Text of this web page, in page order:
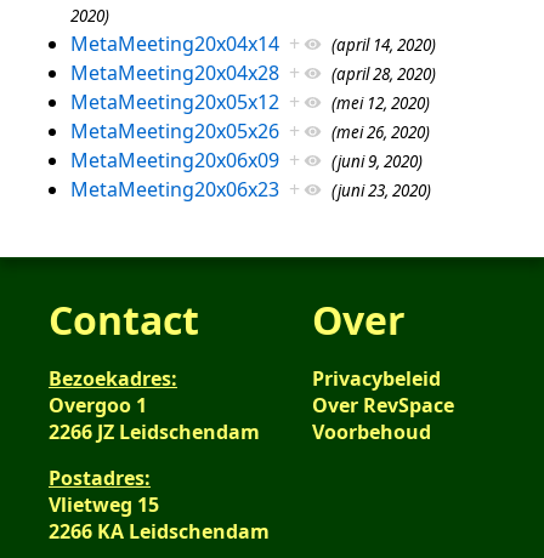
2020)
MetaMeeting20x04x14 + (april 14, 2020)
MetaMeeting20x04x28 + (april 28, 2020)
MetaMeeting20x05x12 + (mei 12, 2020)
MetaMeeting20x05x26 + (mei 26, 2020)
MetaMeeting20x06x09 + (juni 9, 2020)
MetaMeeting20x06x23 + (juni 23, 2020)
Contact
Bezoekadres:
Overgoo 1
2266 JZ Leidschendam
Postadres:
Vlietweg 15
2266 KA Leidschendam
Over
Privacybeleid
Over RevSpace
Voorbehoud